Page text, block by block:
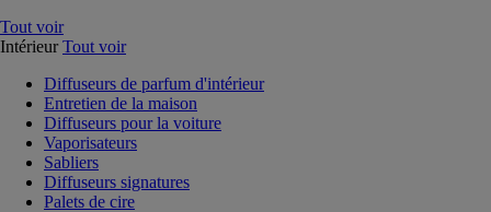
Tout voir
Intérieur Tout voir
Diffuseurs de parfum d'intérieur
Entretien de la maison
Diffuseurs pour la voiture
Vaporisateurs
Sabliers
Diffuseurs signatures
Palets de cire